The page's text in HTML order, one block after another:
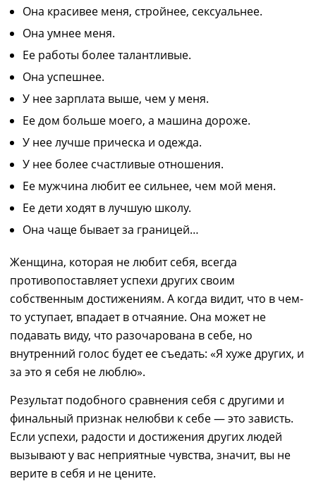
Она красивее меня, стройнее, сексуальнее.
Она умнее меня.
Ее работы более талантливые.
Она успешнее.
У нее зарплата выше, чем у меня.
Ее дом больше моего, а машина дороже.
У нее лучше прическа и одежда.
У нее более счастливые отношения.
Ее мужчина любит ее сильнее, чем мой меня.
Ее дети ходят в лучшую школу.
Она чаще бывает за границей…
Женщина, которая не любит себя, всегда
противопоставляет успехи других своим
собственным достижениям. А когда видит, что в чем-
то уступает, впадает в отчаяние. Она может не
подавать виду, что разочарована в себе, но
внутренний голос будет ее съедать: «Я хуже других, и
за это я себя не люблю».
Результат подобного сравнения себя с другими и
финальный признак нелюбви к себе — это зависть.
Если успехи, радости и достижения других людей
вызывают у вас неприятные чувства, значит, вы не
верите в себя и не цените.